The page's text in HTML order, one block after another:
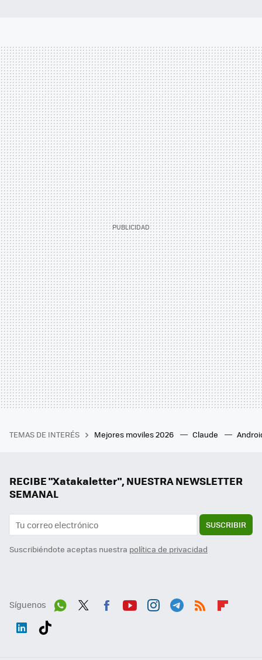
TEMAS DE INTERÉS Mejores moviles 2026 Claude
RECIBE "Xatakaletter", NUESTRA NEWSLETTER
SEMANAL
SUSCRIBIR
Suscribiéndote aceptas nuestra política de privacidad
Síguenos